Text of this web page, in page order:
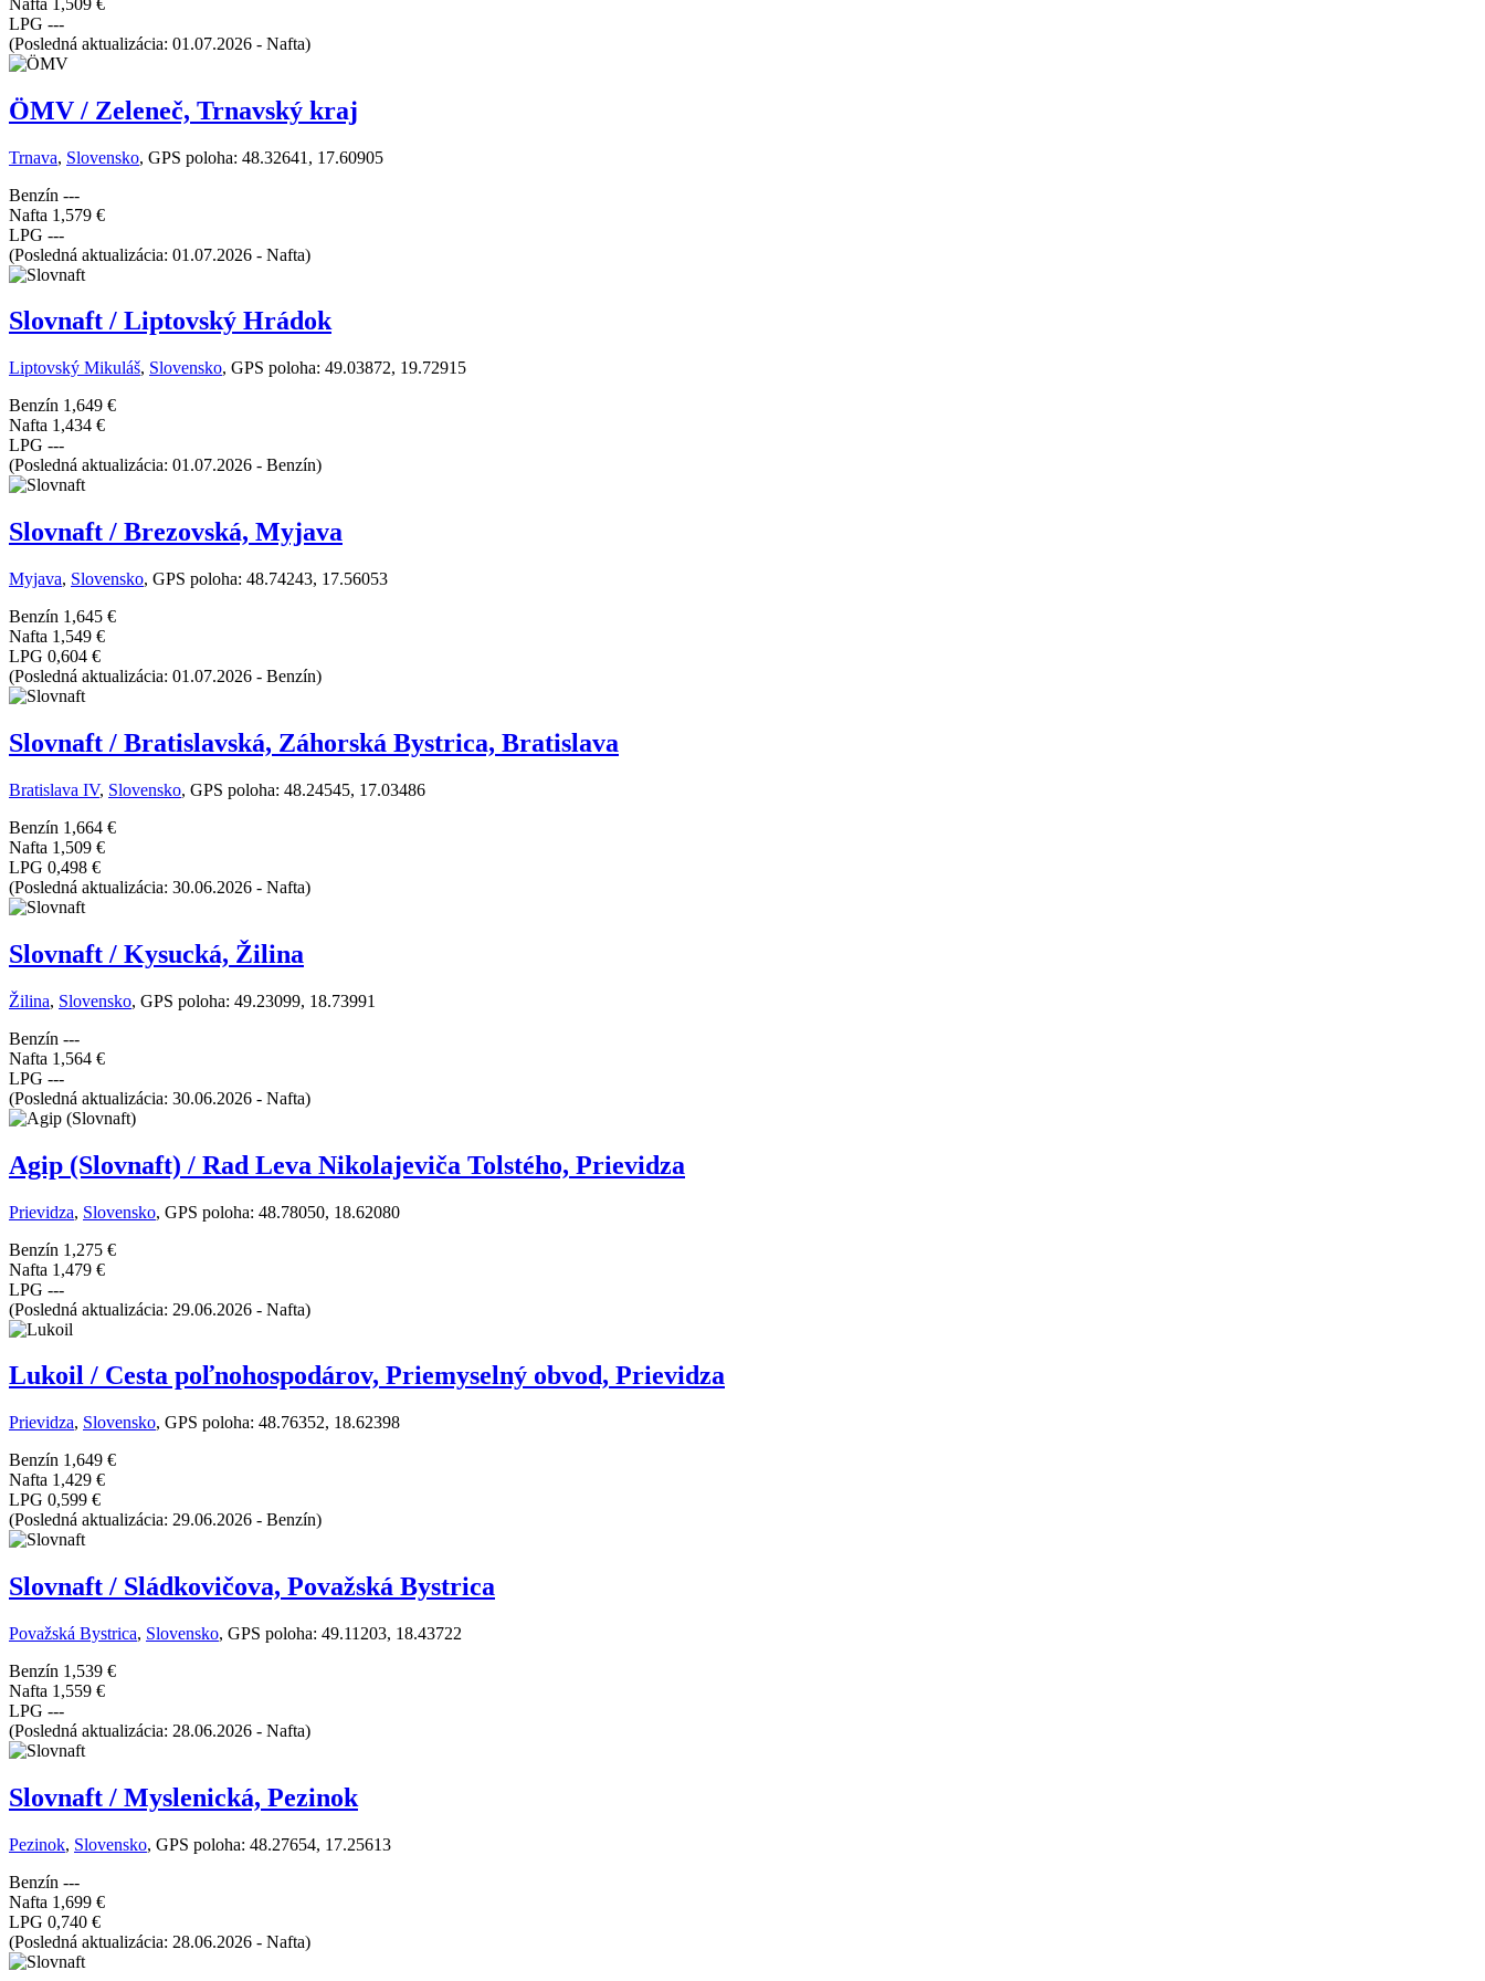
LPG ---
(Posledná aktualizácia: 01.07.2026 - Nafta)
ÖMV / Zeleneč, Trnavský kraj
Trnava, Slovensko, GPS poloha: 48.32641, 17.60905
Benzín ---
Nafta 1,579 €
LPG ---
(Posledná aktualizácia: 01.07.2026 - Nafta)
Slovnaft / Liptovský Hrádok
Liptovský Mikuláš, Slovensko, GPS poloha: 49.03872, 19.72915
Benzín 1,649 €
Nafta 1,434 €
LPG ---
(Posledná aktualizácia: 01.07.2026 - Benzín)
Slovnaft / Brezovská, Myjava
Myjava, Slovensko, GPS poloha: 48.74243, 17.56053
Benzín 1,645 €
Nafta 1,549 €
LPG 0,604 €
(Posledná aktualizácia: 01.07.2026 - Benzín)
Slovnaft / Bratislavská, Záhorská Bystrica, Bratislava
Bratislava IV, Slovensko, GPS poloha: 48.24545, 17.03486
Benzín 1,664 €
Nafta 1,509 €
LPG 0,498 €
(Posledná aktualizácia: 30.06.2026 - Nafta)
Slovnaft / Kysucká, Žilina
Žilina, Slovensko, GPS poloha: 49.23099, 18.73991
Benzín ---
Nafta 1,564 €
LPG ---
(Posledná aktualizácia: 30.06.2026 - Nafta)
Agip (Slovnaft) / Rad Leva Nikolajeviča Tolstého, Prievidza
Prievidza, Slovensko, GPS poloha: 48.78050, 18.62080
Benzín 1,275 €
Nafta 1,479 €
LPG ---
(Posledná aktualizácia: 29.06.2026 - Nafta)
Lukoil / Cesta poľnohospodárov, Priemyselný obvod, Prievidza
Prievidza, Slovensko, GPS poloha: 48.76352, 18.62398
Benzín 1,649 €
Nafta 1,429 €
LPG 0,599 €
(Posledná aktualizácia: 29.06.2026 - Benzín)
Slovnaft / Sládkovičova, Považská Bystrica
Považská Bystrica, Slovensko, GPS poloha: 49.11203, 18.43722
Benzín 1,539 €
Nafta 1,559 €
LPG ---
(Posledná aktualizácia: 28.06.2026 - Nafta)
Slovnaft / Myslenická, Pezinok
Pezinok, Slovensko, GPS poloha: 48.27654, 17.25613
Benzín ---
Nafta 1,699 €
LPG 0,740 €
(Posledná aktualizácia: 28.06.2026 - Nafta)